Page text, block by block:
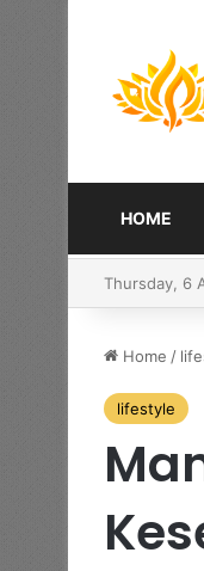
HOME
Thursday, 6
Home /
lifestyle